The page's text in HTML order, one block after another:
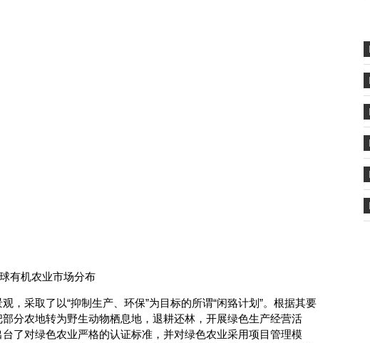
有机农业市场分布
，采取了以“抑制生产、环保”为目标的所谓“闲臵计划”。根据其要
分农地转为野生动物栖息地，退耕还林，开展绿色生产经营活
了对绿色农业严格的认证标准，并对绿色农业采用项目管理模